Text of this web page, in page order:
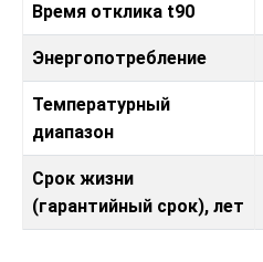
Время отклика t90
Энергопотребление
Температурный
диапазон
Срок жизни
(гарантийный срок), лет